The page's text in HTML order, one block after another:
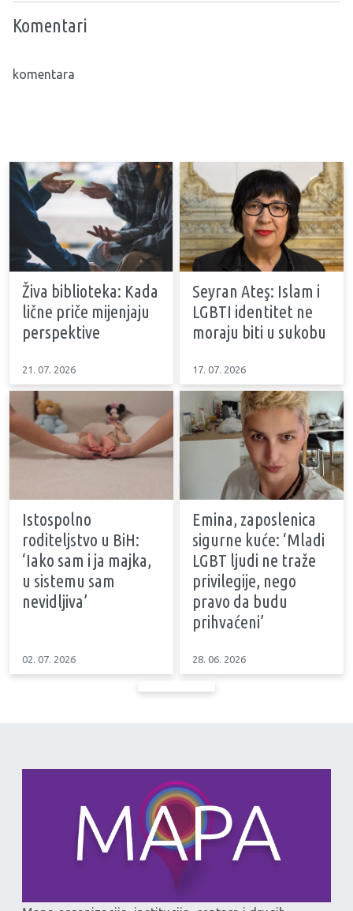
Komentari
komentara
Živa biblioteka: Kada
lične priče mijenjaju
perspektive
21. 07. 2026
Seyran Ateş: Islam i
LGBTI identitet ne
moraju biti u sukobu
17. 07. 2026
Istospolno
roditeljstvo u BiH:
‘Iako sam i ja majka,
u sistemu sam
nevidljiva’
02. 07. 2026
Emina, zaposlenica
sigurne kuće: ‘Mladi
LGBT ljudi ne traže
privilegije, nego
pravo da budu
prihvaćeni’
28. 06. 2026